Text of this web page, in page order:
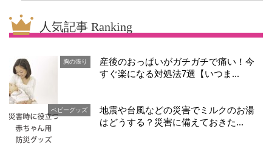
人気記事 Ranking
胸の張り
産後のおっぱいがガチガチで痛い！今
すぐ楽になる対処法7選【いつま...
ベビーグッズ
地震や台風などの災害でミルクのお湯
はどうする？災害に備えておきた...